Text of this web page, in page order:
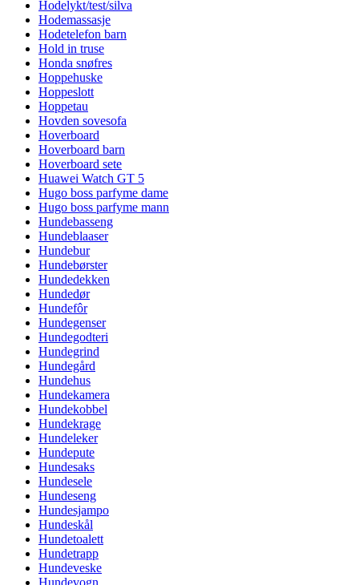
Hodelykt/test/silva
Hodemassasje
Hodetelefon barn
Hold in truse
Honda snøfres
Hoppehuske
Hoppeslott
Hoppetau
Hovden sovesofa
Hoverboard
Hoverboard barn
Hoverboard sete
Huawei Watch GT 5
Hugo boss parfyme dame
Hugo boss parfyme mann
Hundebasseng
Hundeblaaser
Hundebur
Hundebørster
Hundedekken
Hundedør
Hundefôr
Hundegenser
Hundegodteri
Hundegrind
Hundegård
Hundehus
Hundekamera
Hundekobbel
Hundekrage
Hundeleker
Hundepute
Hundesaks
Hundesele
Hundeseng
Hundesjampo
Hundeskål
Hundetoalett
Hundetrapp
Hundeveske
Hundevogn